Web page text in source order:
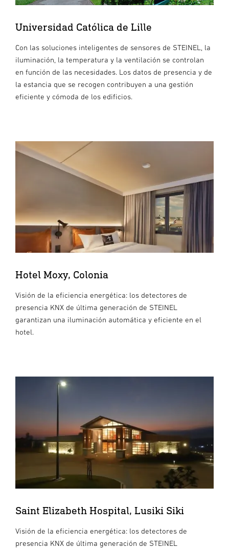
Universidad Católica de Lille
Con las soluciones inteligentes de sensores de STEINEL, la
iluminación, la temperatura y la ventilación se controlan
en función de las necesidades. Los datos de presencia y de
la estancia que se recogen contribuyen a una gestión
eficiente y cómoda de los edificios.
Hotel Moxy, Colonia
Visión de la eficiencia energética: los detectores de
presencia KNX de última generación de STEINEL
garantizan una iluminación automática y eficiente en el
hotel.
Saint Elizabeth Hospital, Lusiki Siki
Visión de la eficiencia energética: los detectores de
presencia KNX de última generación de STEINEL